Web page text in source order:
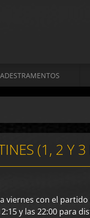
ADESTRAMENTOS
(1, 2 Y
viernes con el
y las 22:00 para